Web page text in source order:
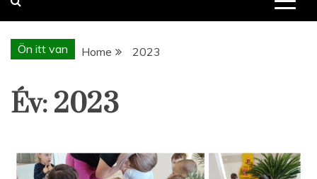
Ön itt van Home 2023
Év: 2023